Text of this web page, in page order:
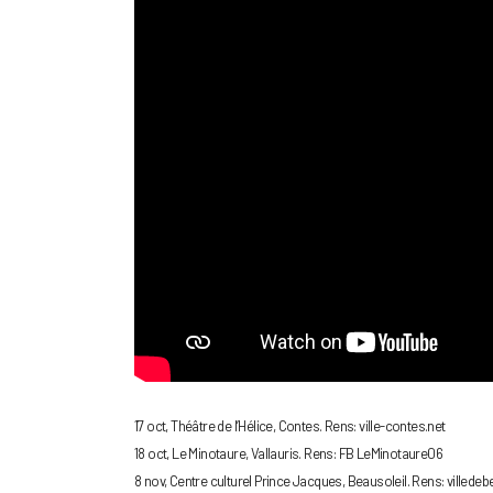
17 oct, Théâtre de l’Hélice, Contes. Rens: ville-contes.net
18 oct, Le Minotaure, Vallauris. Rens: FB LeMinotaure06
8 nov, Centre culturel Prince Jacques, Beausoleil. Rens: